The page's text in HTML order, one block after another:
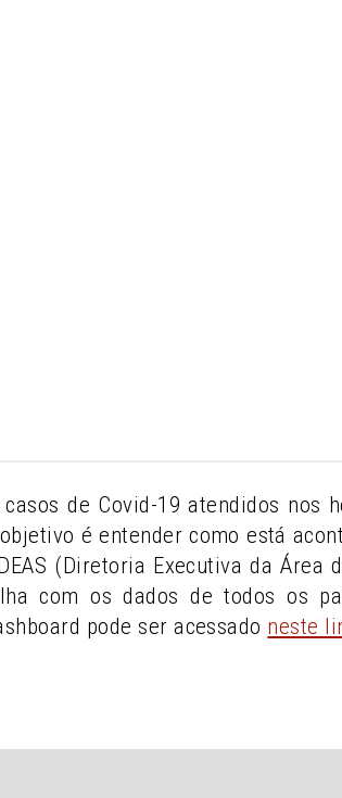
de Covid-19 atendidos nos
é entender como está
(Diretoria Executiva da Área
com os dados de todos os
pode ser acessado neste